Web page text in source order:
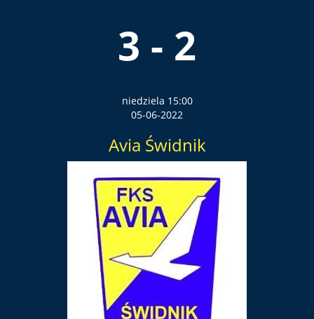
3 - 2
niedziela 15:00
05-06-2022
Avia Świdnik